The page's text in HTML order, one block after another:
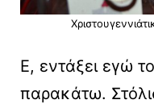
Ε, εντάξει εγώ
παρακάτω.